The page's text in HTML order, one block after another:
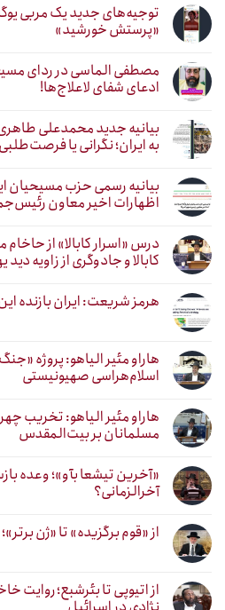
توجیه‌های جدید یک مربی یوگا
«پرستش خورشید»
مصطفی الماسی در ردای
ادعای شفای لاعلاج‌ها!
بیانیه جدید محمدعلی
به ایران؛ نگرانی یا
بیانیه رسمی حزب مسیحیان
اظهارات اخیر معاون
درس «اسرار کابالا» از
کابالا و جادوگری از زاویه دید
هرمز شریعت: ایران بازنده
هاراو مئیر الیاهو: پروژه
اسلام‌هراسی صهیونیستی
هاراو مئیر الیاهو: تخریب
مسلمانان بر بیت‌المقدس
«آخرین تیشعا بآو»؛ وعده
آخرالزمانی؟
از «قوم برگزیده» تا «ژن
از اتیوپی تا بئرشبع؛